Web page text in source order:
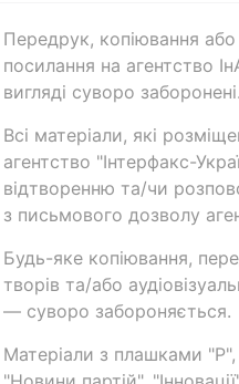
Передрук, копіювання або
посилання на агентство
вигляді суворо заборонені.
Всі матеріали, які
агентство "Інтерфакс-
відтворенню та/чи
з письмового дозволу
Будь-яке копіювання,
творів та/або
— суворо забороняється.
Матеріали з плашками